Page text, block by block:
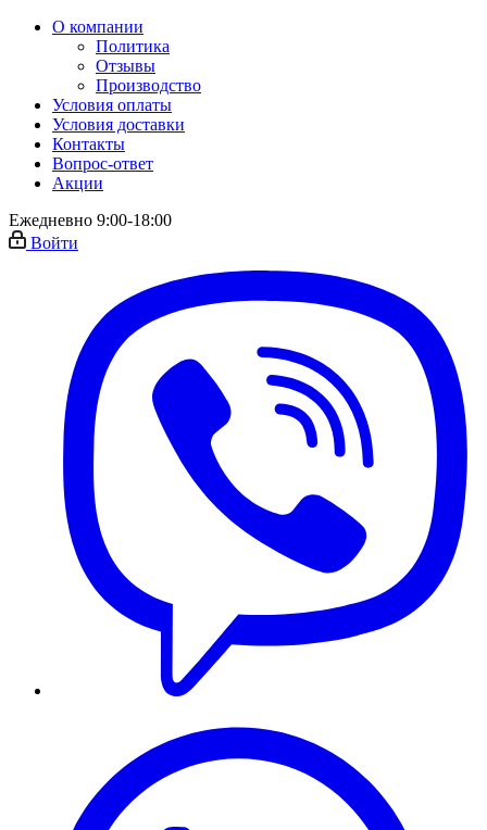
О компании
Политика
Отзывы
Производство
Условия оплаты
Условия доставки
Контакты
Вопрос-ответ
Акции
Ежедневно 9:00-18:00
Войти